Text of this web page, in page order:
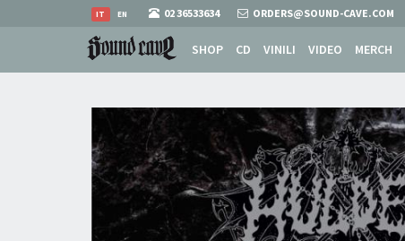
EN
IT 02 36533634 ORDERS@SOUND-CAVE.COM
SHOP CD VINILI VIDEO MERCH